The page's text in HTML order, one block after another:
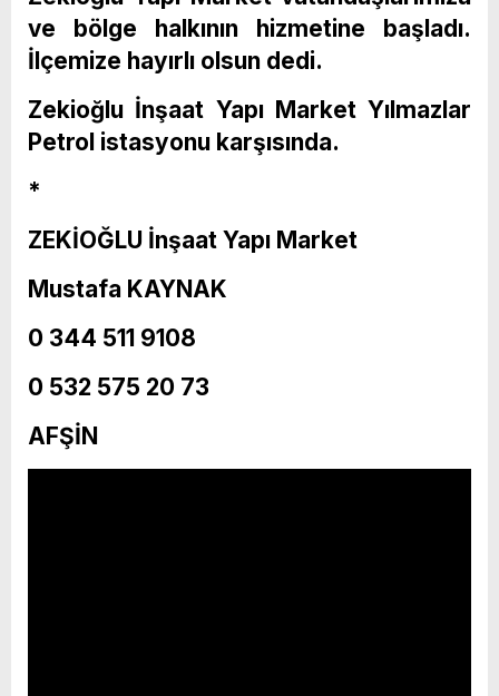
ve bölge halkının hizmetine başladı.
İlçemize hayırlı olsun dedi.
Zekioğlu İnşaat Yapı Market Yılmazlar
Petrol istasyonu karşısında.
*
ZEKİOĞLU İnşaat Yapı Market
Mustafa KAYNAK
0 344 511 9108
0 532 575 20 73
AFŞİN